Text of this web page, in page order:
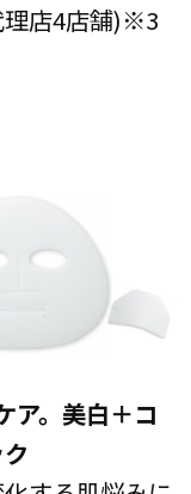
理店4店舗)※3
ア。美白＋コ